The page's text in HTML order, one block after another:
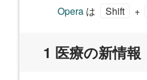
Opera は Shift +
医療の新情報